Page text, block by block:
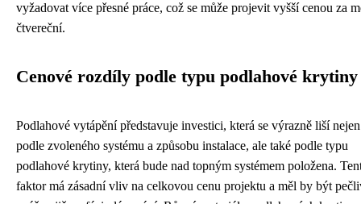
vyžadovat více přesné práce, což se může projevit vyšší cenou za
čtvereční.
Cenové rozdíly podle typu podlahové krytiny
Podlahové vytápění představuje investici, která se výrazně liší nejen
podle zvoleného systému a způsobu instalace, ale také podle typu
podlahové krytiny, která bude nad topným systémem položena.
faktor má zásadní vliv na celkovou cenu projektu a měl by být